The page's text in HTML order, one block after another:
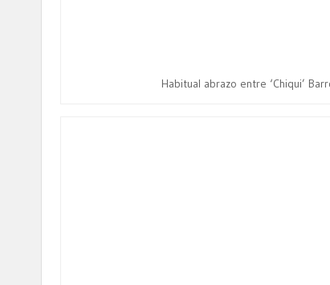
Habitual abrazo entre ‘Chiqui’